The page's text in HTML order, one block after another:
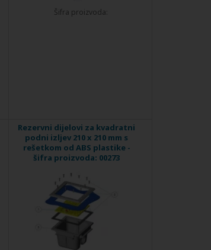
Šifra proizvoda:
Rezervni dijelovi za kvadratni
podni izljev 210 x 210 mm s
rešetkom od ABS plastike -
šifra proizvoda: 00273